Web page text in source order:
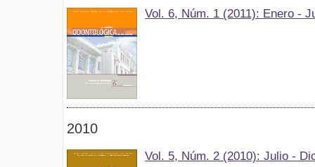
Vol. 6, Núm. 1 (2011): Enero -
2010
Vol. 5, Núm. 2 (2010): Julio -